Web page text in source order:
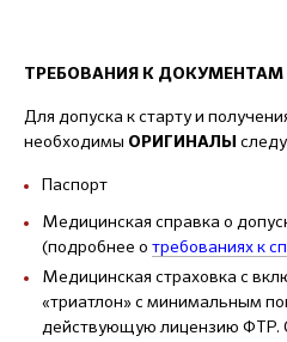
ТРЕБОВАНИЯ К ДОКУМЕНТАМ
Для допуска к старту и
необходимы ОРИГИНАЛЫ
Паспорт
Медицинская справка о
(подробнее о требованиях к
Медицинская страховка с
«триатлон» с минимальным
действующую лицензию ФТР.